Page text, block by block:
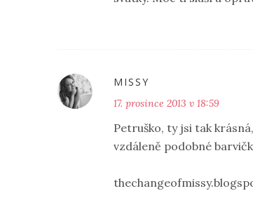
MISSY
17. prosince 2013 v 18:59
Petruško, ty jsi tak
vzdáleně podobné